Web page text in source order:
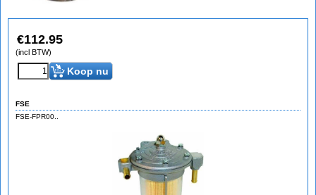
€112.95
(incl BTW)
Koop nu
FSE
FSE-FPR00..